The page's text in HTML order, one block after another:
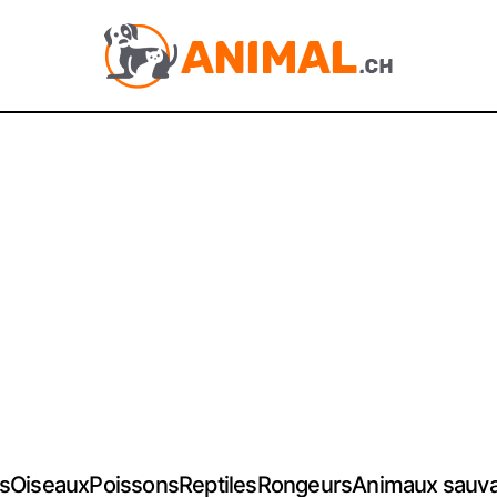
OiseauxPoissonsReptilesRongeursAnimaux